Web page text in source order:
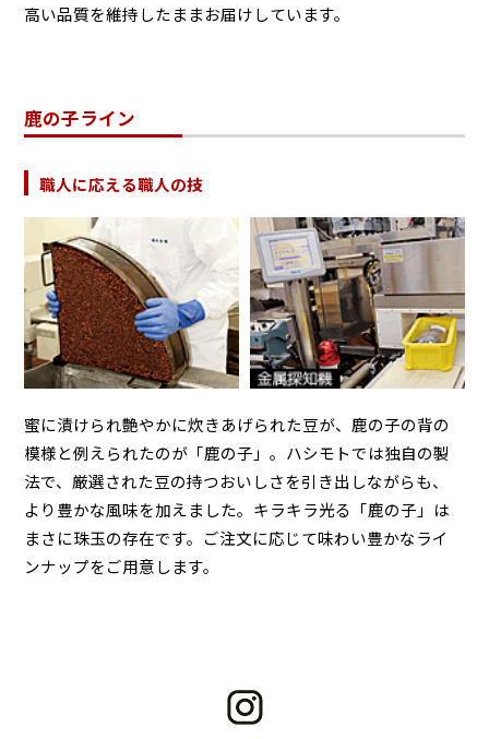
高い品質を維持したままお届けしています。
鹿の子ライン
職人に応える職人の技
蜜に漬けられ艶やかに炊きあげられた豆が、鹿の子の背の
模様と例えられたのが「鹿の子」。ハシモトでは独自の製
法で、厳選された豆の持つおいしさを引き出しながらも、
より豊かな風味を加えました。キラキラ光る「鹿の子」は
まさに珠玉の存在です。ご注文に応じて味わい豊かなライ
ンナップをご用意します。